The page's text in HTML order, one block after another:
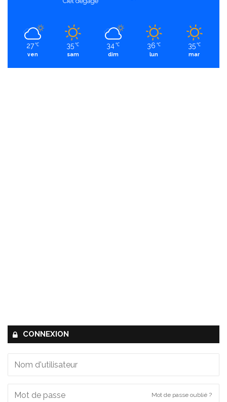
27 ℃
ven
35 ℃
sam
34 ℃
dim
36 ℃
lun
35 ℃
mar
CONNEXION
Mot de passe oublié ?